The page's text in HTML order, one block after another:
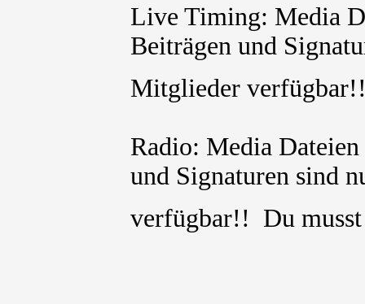
Live Timing: Media
Beiträgen und
Mitglieder
Radio: Media
und Signaturen sind
verfügbar!! Du